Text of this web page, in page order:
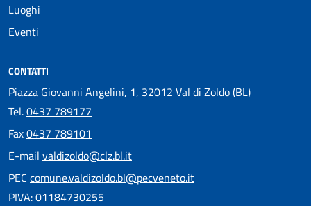
Luoghi
Eventi
CONTATTI
Piazza Giovanni Angelini, 1, 32012 Val di Zoldo (BL)
Tel.0437 789177
Fax0437 789101
E-mail valdizoldo@clz.bl.it
PEC comune.valdizoldo.bl@pecveneto.it
PIVA: 01184730255